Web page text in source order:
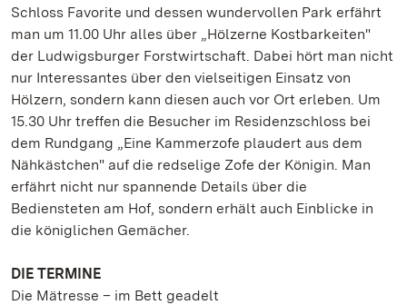
Schloss Favorite und dessen wundervollen Park erfährt
man um 11.00 Uhr alles über „Hölzerne Kostbarkeiten"
der Ludwigsburger Forstwirtschaft. Dabei hört man nicht
nur Interessantes über den vielseitigen Einsatz von
Hölzern, sondern kann diesen auch vor Ort erleben. Um
15.30 Uhr treffen die Besucher im Residenzschloss bei
dem Rundgang „Eine Kammerzofe plaudert aus dem
Nähkästchen" auf die redselige Zofe der Königin. Man
erfährt nicht nur spannende Details über die
Bediensteten am Hof, sondern erhält auch Einblicke in
die königlichen Gemächer.
DIE TERMINE
Die Mätresse – im Bett geadelt